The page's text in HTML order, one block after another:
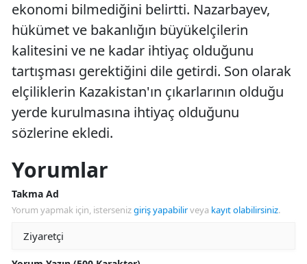
ekonomi bilmediğini belirtti. Nazarbayev,
hükümet ve bakanlığın büyükelçilerin
kalitesini ve ne kadar ihtiyaç olduğunu
tartışması gerektiğini dile getirdi. Son olarak
elçiliklerin Kazakistan'ın çıkarlarının olduğu
yerde kurulmasına ihtiyaç olduğunu
sözlerine ekledi.
Yorumlar
Takma Ad
Yorum yapmak için, istersenizgiriş yapabilirveya kayıt olabilirsiniz.